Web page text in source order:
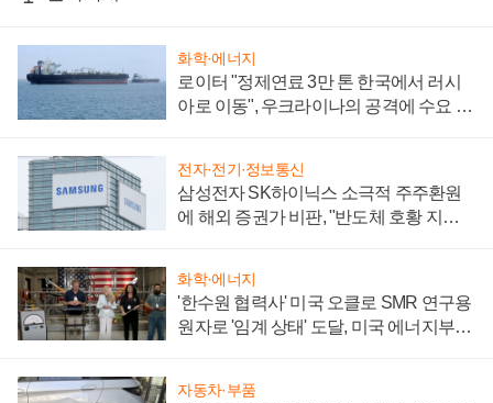
화학·에너지
로이터 "정제연료 3만 톤 한국에서 러시
아로 이동", 우크라이나의 공격에 수요 늘
전자·전기·정보통신
삼성전자 SK하이닉스 소극적 주주환원
에 해외 증권가 비판, "반도체 호황 지속
화학·에너지
'한수원 협력사' 미국 오클로 SMR 연구용
원자로 '임계 상태' 도달, 미국 에너지부
자동차·부품